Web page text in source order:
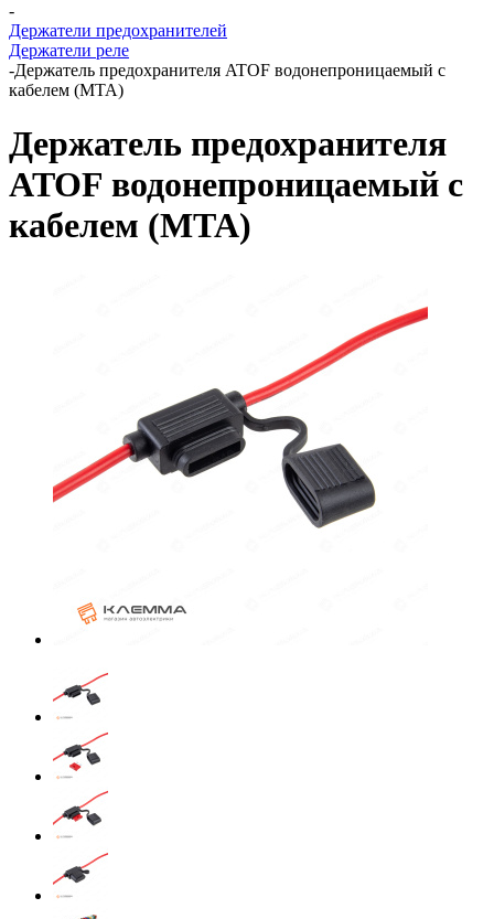
-
Держатели предохранителей
Держатели реле
-Держатель предохранителя ATOF водонепроницаемый с
кабелем (MTA)
Держатель предохранителя
ATOF водонепроницаемый с
кабелем (MTA)